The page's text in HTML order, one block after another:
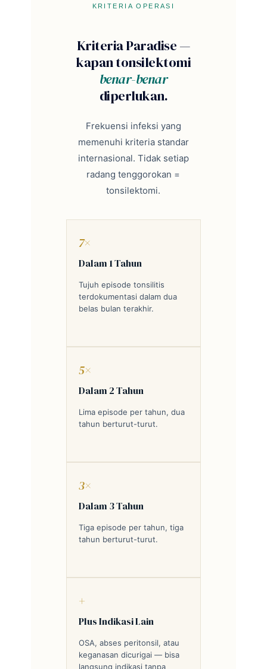
KRITERIA OPERASI
Kriteria Paradise —
kapan tonsilektomi
benar-benar
diperlukan.
Frekuensi infeksi yang
memenuhi kriteria standar
internasional. Tidak setiap
radang tenggorokan =
tonsilektomi.
7×
Dalam 1 Tahun
Tujuh episode tonsilitis
terdokumentasi dalam dua
belas bulan terakhir.
5×
Dalam 2 Tahun
Lima episode per tahun, dua
tahun berturut-turut.
3×
Dalam 3 Tahun
Tiga episode per tahun, tiga
tahun berturut-turut.
+
Plus Indikasi Lain
OSA, abses peritonsil, atau
keganasan dicurigai — bisa
langsung indikasi tanpa